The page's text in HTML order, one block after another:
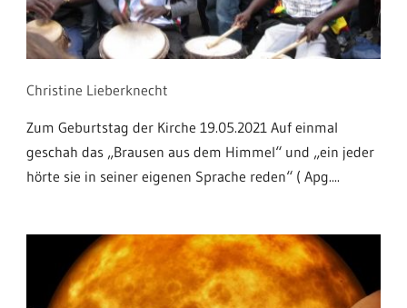
Christine Lieberknecht
Zum Geburtstag der Kirche 19.05.2021 Auf einmal
geschah das „Brausen aus dem Himmel“ und „ein jeder
hörte sie in seiner eigenen Sprache reden“ ( Apg....